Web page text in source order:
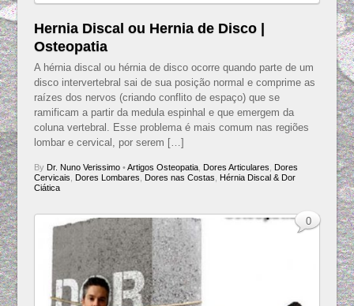
Hernia Discal ou Hernia de Disco |
Osteopatia
A hérnia discal ou hérnia de disco ocorre quando parte de um
disco intervertebral sai de sua posição normal e comprime as
raízes dos nervos (criando conflito de espaço) que se
ramificam a partir da medula espinhal e que emergem da
coluna vertebral. Esse problema é mais comum nas regiões
lombar e cervical, por serem […]
By Dr. Nuno Verissimo• Artigos Osteopatia, Dores Articulares
Dores
Cervicais
Dores Lombares Dores nas Costas
Hérnia Discal & Dor
Ciática
0